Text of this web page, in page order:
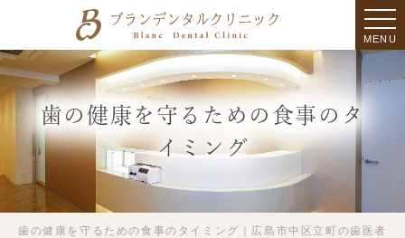
MENU
歯の健康を守るための食事のタ
イミング
歯の健康を守るための食事のタイミング｜広島市中区立町の歯医者